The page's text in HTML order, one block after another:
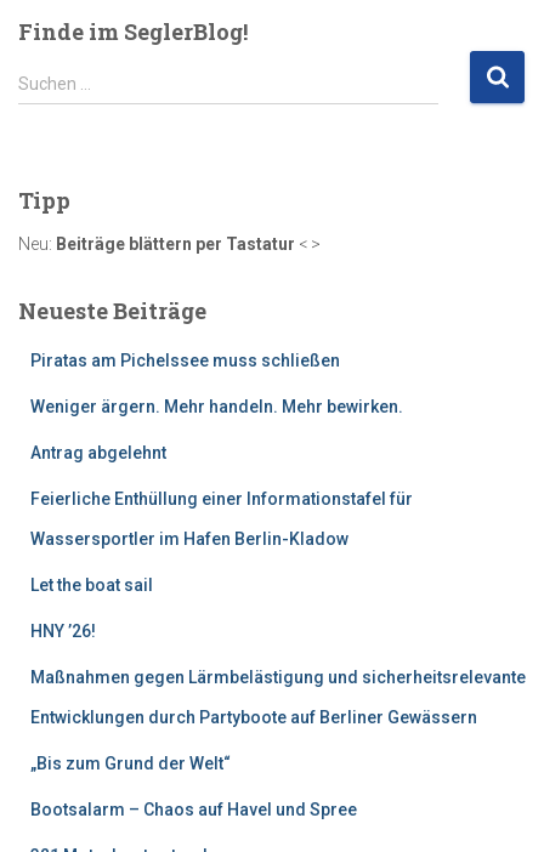
Finde im SeglerBlog!
S
u
n
n
h
Suchen …
Tipp
Neu: Beiträge blättern per Tastatur < >
Neueste Beiträge
Piratas am Pichelssee muss schließen
Weniger ärgern. Mehr handeln. Mehr bewirken.
Antrag abgelehnt
Feierliche Enthüllung einer Informationstafel für
Wassersportler im Hafen Berlin-Kladow
Let the boat sail
HNY ’26!
Maßnahmen gegen Lärmbelästigung und sicherheitsrelevante
Entwicklungen durch Partyboote auf Berliner Gewässern
„Bis zum Grund der Welt“
Bootsalarm – Chaos auf Havel und Spree